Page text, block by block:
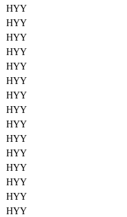
HYY
HYY
HYY
HYY
HYY
HYY
HYY
HYY
HYY
HYY
HYY
HYY
HYY
HYY
HYY